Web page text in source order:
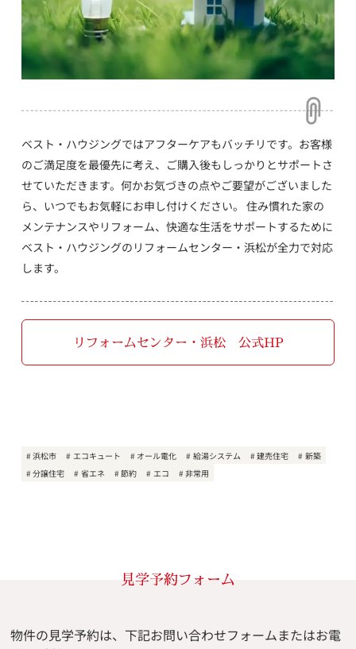
ベスト・ハウジングではアフターケアもバッチリです。お客様
のご満足度を最優先に考え、ご購入後もしっかりとサポートさ
せていただきます。何かお気づきの点やご要望がございました
ら、いつでもお気軽にお申し付けください。 住み慣れた家の
メンテナンスやリフォーム、快適な生活をサポートするために
ベスト・ハウジングのリフォームセンター・浜松が全力で対応
します。
リフォームセンター・浜松 公式HP
浜松市 エコキュート オール電化 給湯システム 建売住宅
新築
分譲住宅
省エネ 節約 エコ 非常用
見学予約フォーム
物件の見学予約は、下記お問い合わせフォームまたはお電